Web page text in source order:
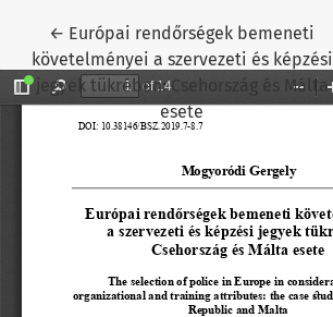
← Vissza a cikk részleteihez
Európai rendőrségek bemeneti
követelményei a szervezeti és képzési
jegyek tükrében: Csehország és Málta
esete